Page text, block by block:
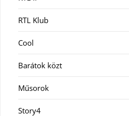
RTL Klub
Cool
Barátok közt
Műsorok
Story4